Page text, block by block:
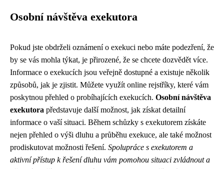
Osobní návštěva exekutora
Pokud jste obdrželi oznámení o exekuci nebo máte podezření, že
by se vás mohla týkat, je přirozené, že se chcete dozvědět více.
Informace o exekucích jsou veřejně dostupné a existuje několik
způsobů, jak je zjistit. Můžete využít online rejstříky, které vám
poskytnou přehled o probíhajících exekucích. Osobní návštěva
exekutora představuje další možnost, jak získat detailní
informace o vaší situaci. Během schůzky s exekutorem získáte
nejen přehled o výši dluhu a průběhu exekuce, ale také možnost
prodiskutovat možnosti řešení. Spolupráce s exekutorem a
aktivní přístup k řešení dluhu vám pomohou situaci zvládnout a